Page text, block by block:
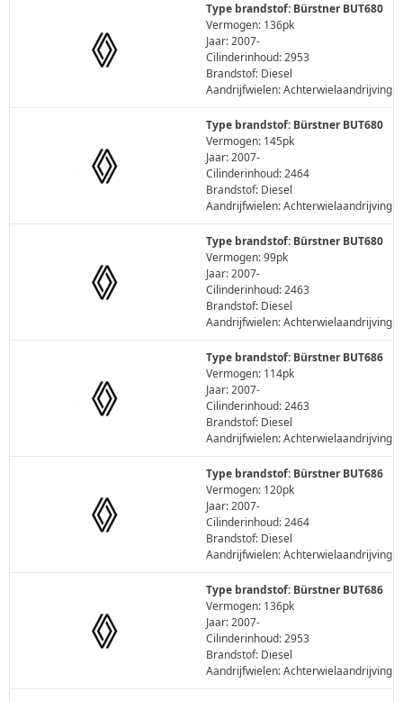
Type brandstof: Bürstner BUT680
Vermogen: 136pk
Jaar: 2007-
Cilinderinhoud: 2953
Brandstof: Diesel
Aandrijfwielen: Achterwielaandrijving
Type brandstof: Bürstner BUT680
Vermogen: 145pk
Jaar: 2007-
Cilinderinhoud: 2464
Brandstof: Diesel
Aandrijfwielen: Achterwielaandrijving
Type brandstof: Bürstner BUT680
Vermogen: 99pk
Jaar: 2007-
Cilinderinhoud: 2463
Brandstof: Diesel
Aandrijfwielen: Achterwielaandrijving
Type brandstof: Bürstner BUT686
Vermogen: 114pk
Jaar: 2007-
Cilinderinhoud: 2463
Brandstof: Diesel
Aandrijfwielen: Achterwielaandrijving
Type brandstof: Bürstner BUT686
Vermogen: 120pk
Jaar: 2007-
Cilinderinhoud: 2464
Brandstof: Diesel
Aandrijfwielen: Achterwielaandrijving
Type brandstof: Bürstner BUT686
Vermogen: 136pk
Jaar: 2007-
Cilinderinhoud: 2953
Brandstof: Diesel
Aandrijfwielen: Achterwielaandrijving